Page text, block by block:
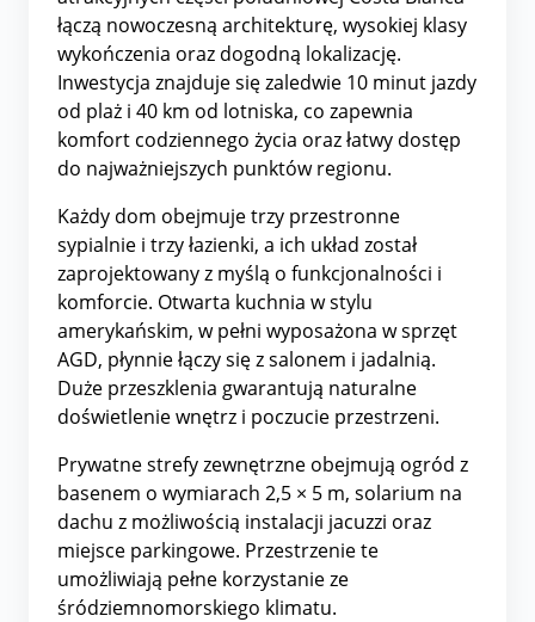
łączą nowoczesną architekturę, wysokiej klasy
wykończenia oraz dogodną lokalizację.
Inwestycja znajduje się zaledwie 10 minut jazdy
od plaż i 40 km od lotniska, co zapewnia
komfort codziennego życia oraz łatwy dostęp
do najważniejszych punktów regionu.
Każdy dom obejmuje trzy przestronne
sypialnie i trzy łazienki, a ich układ został
zaprojektowany z myślą o funkcjonalności i
komforcie. Otwarta kuchnia w stylu
amerykańskim, w pełni wyposażona w sprzęt
AGD, płynnie łączy się z salonem i jadalnią.
Duże przeszklenia gwarantują naturalne
doświetlenie wnętrz i poczucie przestrzeni.
Prywatne strefy zewnętrzne obejmują ogród z
basenem o wymiarach 2,5 × 5 m, solarium na
dachu z możliwością instalacji jacuzzi oraz
miejsce parkingowe. Przestrzenie te
umożliwiają pełne korzystanie ze
śródziemnomorskiego klimatu.